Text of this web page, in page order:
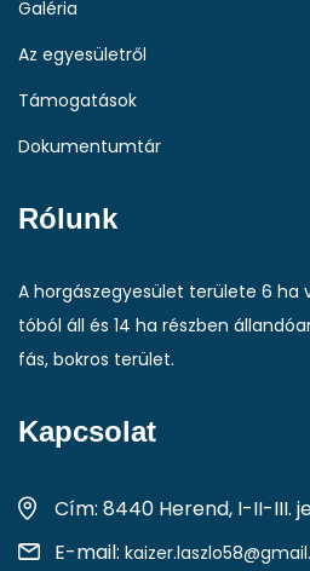
Galéria
Az egyesületről
Támogatások
Dokumentumtár
Rólunk
A horgászegyesület területe 6 ha
tóból áll és 14 ha részben
fás, bokros terület.
Kapcsolat
Cím: 8440 Herend, I-II-III.
E-mail: